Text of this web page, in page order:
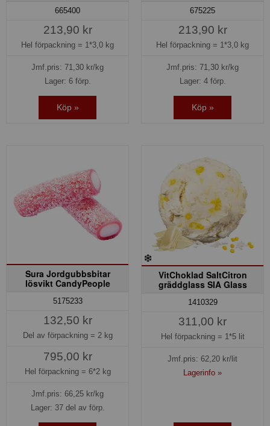
665400
213,90 kr
Hel förpackning = 1*3,0 kg
Jmf.pris: 71,30 kr/kg
Lager: 6 förp.
Köp »
675225
213,90 kr
Hel förpackning = 1*3,0 kg
Jmf.pris: 71,30 kr/kg
Lager: 4 förp.
Köp »
Sura Jordgubbsbitar
lösvikt CandyPeople
5175233
132,50 kr
Del av förpackning = 2 kg
795,00 kr
Hel förpackning = 6*2 kg
Jmf.pris: 66,25 kr/kg
Lager: 37 del av förp.
VitChoklad SaltCitron
gräddglass SIA Glass
1410329
311,00 kr
Hel förpackning = 1*5 lit
Jmf.pris: 62,20 kr/lit
Lagerinfo »